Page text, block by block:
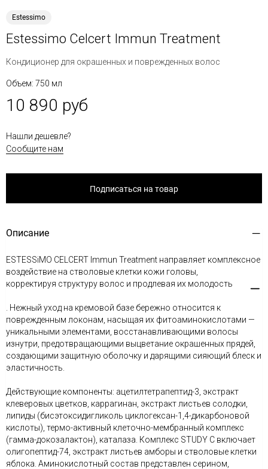
Estessimo
Estessimo Celcert Immun Treatment
Кондиционер для окрашенных и поврежденных волос
Объем: 750 мл
10 890 руб
Нашли дешевле?
Сообщите нам
Подписаться на товар
Описание
ESTESSiMO CELCERT Immun Treatment направляет комплексное
воздействие на стволовые клетки кожи головы,
корректируя структуру волос и продлевая их молодость
. Нежный уход на кремовой базе бережно относится к
поврежденным локонам, насыщая их фитоаминокислотами —
уникальными элементами, восстанавливающими волосы
изнутри, предотвращающими выцветание окрашенных прядей,
создающими защитную оболочку и дарящими сияющий блеск и
эластичность.
Действующие компоненты: ацетилтетрапептид-3, экстракт
клеверовых цветков, каррагинан, экстракт листьев солодки,
липиды (бисэтоксидигликоль циклогексан-1,4-дикарбоновой
кислоты), термо-активный клеточно-мембранный комплекс
(гамма-докозалактон), каталаза. Комплекс STUDY C включает
олигопептид-74, экстракт листьев амборы и стволовые клетки
яблока. Аминокислотный состав представлен серином,